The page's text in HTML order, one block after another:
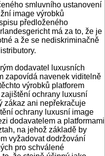
smluvního ustanovení
image výrobků
předloženého
má za to, že je
a že se nediskriminačně
dodavatel luxusních
zapovídá navenek viditelně
výrobků platforem
ochrany luxusní
zákaz ani nepřekračuje
ochrany luxusní image
dodavatelem a platformami
na jehož základě by
vyžadovat dodržování
pro schválené